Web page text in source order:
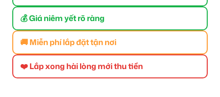
💰 Giá niêm yết rõ ràng
🚚 Miễn phí lắp đặt tận nơi
❤️ Lắp xong hài lòng mới thu tiền